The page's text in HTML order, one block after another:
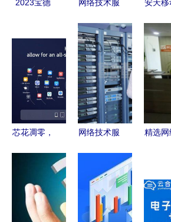
2023宝德
新品全国巡
展西安站圆
满落幕 技
术创新驱动
工业数字化
转型
网络技术服
代的智慧引
擎与未来展
望
安天移
2020
络安全
应用试
范名
的领
芯花凋零，
打响“突围
战” 网友惊
叹技术太硬
网络技术服
服务器室
数字世界的
核心枢纽
精选网
精品生
手